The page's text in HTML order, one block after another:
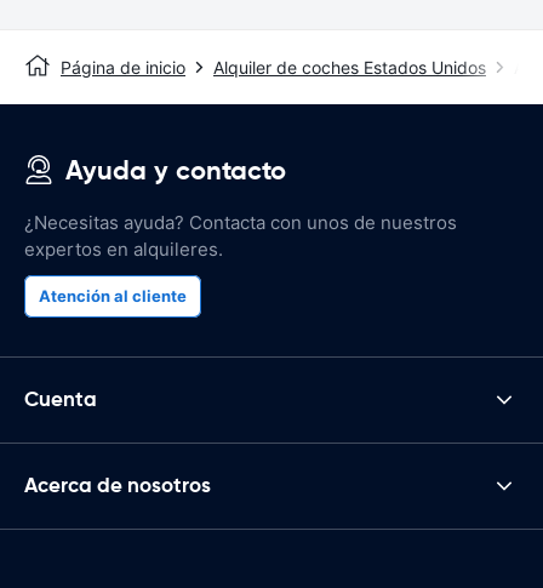
Página de inicio Alquiler de coches Estados Unidos
Ayuda y contacto
¿Necesitas ayuda? Contacta con unos de nuestros
expertos en alquileres.
Atención al cliente
Cuenta
Acerca de nosotros